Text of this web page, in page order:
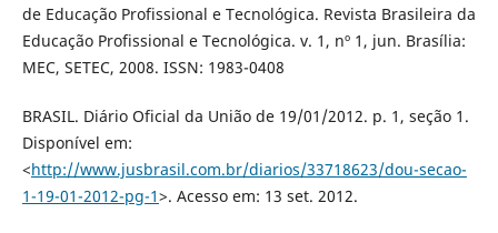
de Educação Profissional e Tecnológica. Revista Brasileira da
Educação Profissional e Tecnológica. v. 1, nº 1, jun. Brasília:
MEC, SETEC, 2008. ISSN: 1983-0408
BRASIL. Diário Oficial da União de 19/01/2012. p. 1, seção 1.
Disponível em:
<http://www.jusbrasil.com.br/diarios/33718623/dou-secao-
1-19-01-2012-pg-1>. Acesso em: 13 set. 2012.